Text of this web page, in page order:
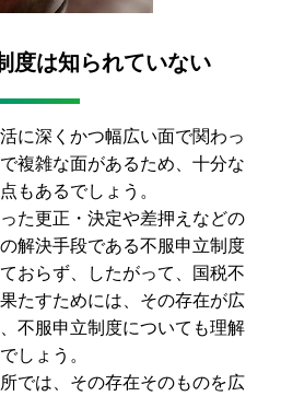
度は知られていない
に深くかつ幅広い面で関わっ
複雑な面があるため、十分な
もあるでしょう。
た更正・決定や差押えなどの
解決手段である不服申立制度
おらず、したがって、国税不
たすためには、その存在が広
不服申立制度についても理解
しょう。
では、その存在そのものを広